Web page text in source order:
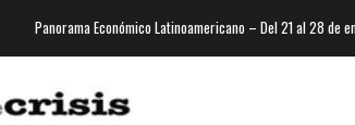
Panorama Económico Latinoamericano – Del 21 al 28 de